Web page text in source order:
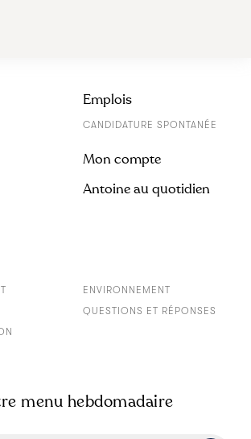
Emplois
CANDIDATURE SPONTANÉE
Mon compte
Antoine au quotidien
ENVIRONNEMENT
QUESTIONS ET RÉPONSES
menu hebdomadaire